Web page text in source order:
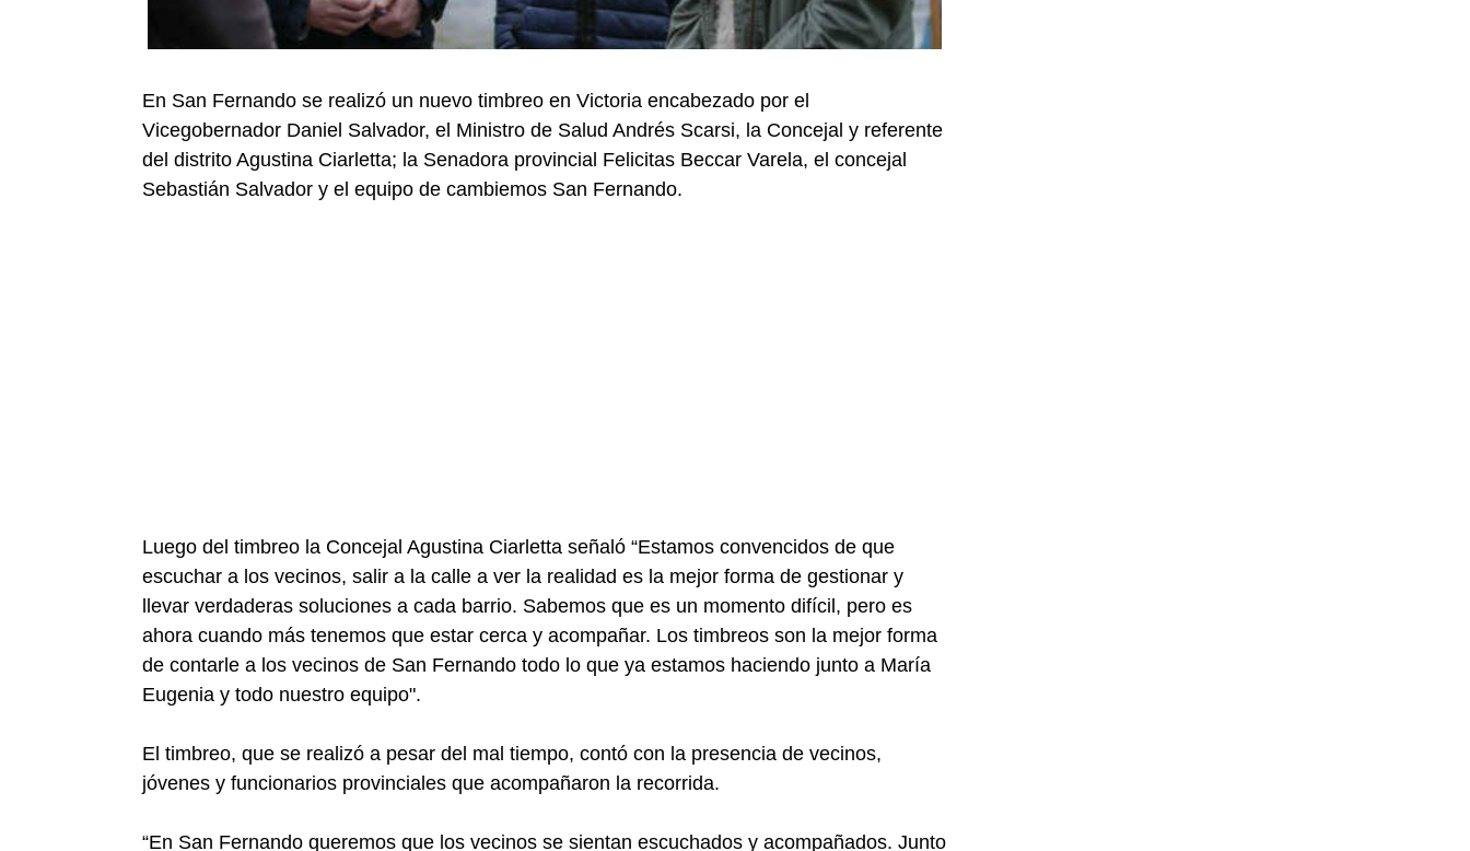
En San Fernando se realizó un nuevo timbreo en Victoria encabezado por el
Vicegobernador Daniel Salvador, el Ministro de Salud Andrés Scarsi, la Concejal y referente
del distrito Agustina Ciarletta; la Senadora provincial Felicitas Beccar Varela, el concejal
Sebastián Salvador y el equipo de cambiemos San Fernando.
Luego del timbreo la Concejal Agustina Ciarletta señaló “Estamos convencidos de que
escuchar a los vecinos, salir a la calle a ver la realidad es la mejor forma de gestionar y
llevar verdaderas soluciones a cada barrio. Sabemos que es un momento difícil, pero es
ahora cuando más tenemos que estar cerca y acompañar. Los timbreos son la mejor forma
de contarle a los vecinos de San Fernando todo lo que ya estamos haciendo junto a María
Eugenia y todo nuestro equipo".
El timbreo, que se realizó a pesar del mal tiempo, contó con la presencia de vecinos,
jóvenes y funcionarios provinciales que acompañaron la recorrida.
“En San Fernando queremos que los vecinos se sientan escuchados y acompañados. Junto